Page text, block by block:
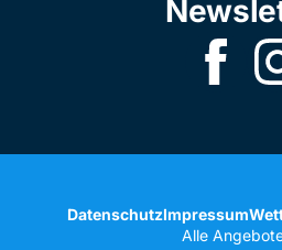
DatenschutzImpressum
Alle